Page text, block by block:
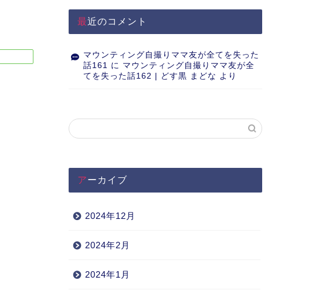
最近のコメント
マウンティング自撮りママ友が全てを失った
話161 に マウンティング自撮りママ友が全
てを失った話162 | どす黒 まどな より
アーカイブ
2024年12月
2024年2月
2024年1月